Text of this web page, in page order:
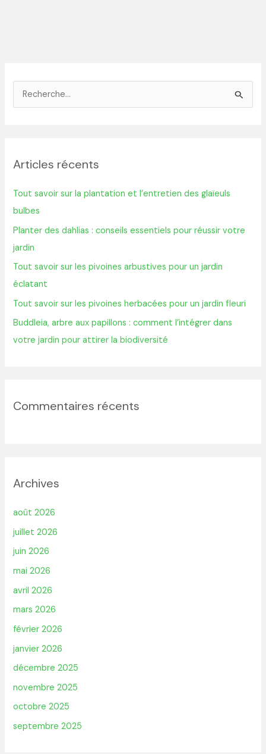
e
c
h
e
r
:
Articles récents
Tout savoir sur la plantation et l’entretien des glaïeuls
bulbes
Planter des dahlias : conseils essentiels pour réussir votre
jardin
Tout savoir sur les pivoines arbustives pour un jardin
éclatant
Tout savoir sur les pivoines herbacées pour un jardin fleuri
Buddleia, arbre aux papillons : comment l’intégrer dans
votre jardin pour attirer la biodiversité
Commentaires récents
Archives
août 2026
juillet 2026
juin 2026
mai 2026
avril 2026
mars 2026
février 2026
janvier 2026
décembre 2025
novembre 2025
octobre 2025
septembre 2025